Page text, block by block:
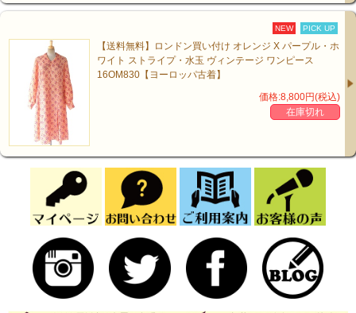
NEW PICK UP
【送料無料】ロンドン買い付け オレンジ X パープル・ホ
ワイト ストライプ・水玉 ヴィンテージ ワンピース
16OM830【ヨーロッパ古着】
価格:8,800円(税込)
在庫切れ